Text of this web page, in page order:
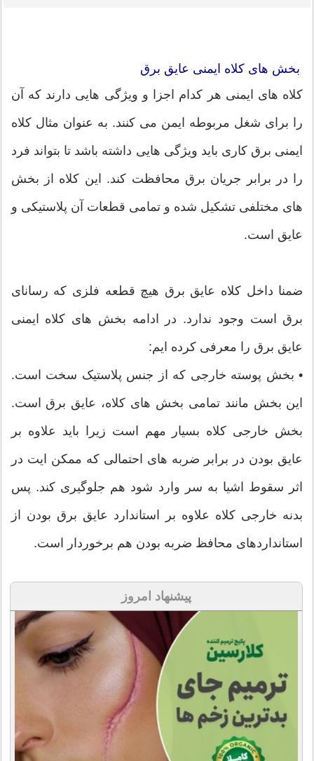
بخش های کلاه ایمنی عایق برق
کلاه های ایمنی هر کدام اجزا و ویژگی هایی دارند که آن
را برای شغل مربوطه ایمن می کنند. به عنوان مثال کلاه
ایمنی برق کاری باید ویژگی هایی داشته باشد تا بتواند فرد
را در برابر جریان برق محافظت کند. این کلاه از بخش
های مختلفی تشکیل شده و تمامی قطعات آن پلاستیکی و
عایق است.
ضمنا داخل کلاه عایق برق هیچ قطعه فلزی که رسانای
برق است وجود ندارد. در ادامه بخش های کلاه ایمنی
عایق برق را معرفی کرده ایم:
• بخش پوسته خارجی که از جنس پلاستیک سخت است.
این بخش مانند تمامی بخش های کلاه، عایق برق است.
بخش خارجی کلاه بسیار مهم است زیرا باید علاوه بر
عایق بودن در برابر ضربه های احتمالی که ممکن ایت در
اثر سقوط اشیا به سر وارد شود هم جلوگیری کند. پس
بدنه خارجی کلاه علاوه بر استاندارد عایق برق بودن از
استانداردهای محافظ ضربه بودن هم برخوردار است.
پیشنهاد امروز